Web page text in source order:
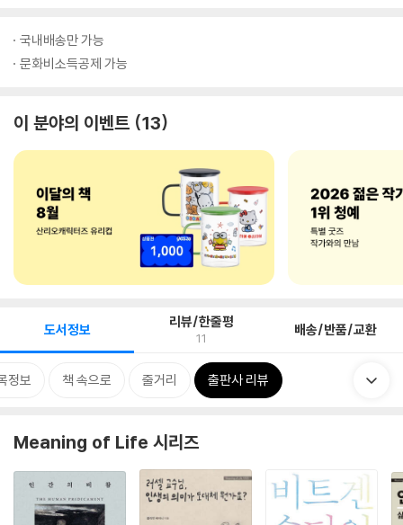
국내배송만 가능
문화비소득공제 가능
이 분야의 이벤트 13
도서정보 리뷰/한줄평
11 배송/반품/교환
정보 책 속으로 줄거리 출판사 리뷰
Meaning of Life 시리즈